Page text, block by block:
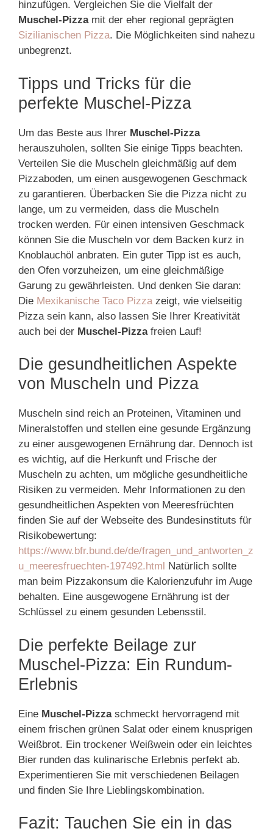
hinzufügen. Vergleichen Sie die Vielfalt der
Muschel-Pizzamit der eher regional geprägten
Sizilianischen Pizza. Die Möglichkeiten sind nahezu
unbegrenzt.
Tipps und Tricks für die
perfekte Muschel-Pizza
Um das Beste aus Ihrer Muschel-Pizza
herauszuholen, sollten Sie einige Tipps beachten.
Verteilen Sie die Muscheln gleichmäßig auf dem
Pizzaboden, um einen ausgewogenen Geschmack
zu garantieren. Überbacken Sie die Pizza nicht zu
lange, um zu vermeiden, dass die Muscheln
trocken werden. Für einen intensiven Geschmack
können Sie die Muscheln vor dem Backen kurz in
Knoblauchöl anbraten. Ein guter Tipp ist es auch,
den Ofen vorzuheizen, um eine gleichmäßige
Garung zu gewährleisten. Und denken Sie daran:
Die Mexikanische Taco Pizza zeigt, wie vielseitig
Pizza sein kann, also lassen Sie Ihrer Kreativität
auch bei der Muschel-Pizzafreien Lauf!
Die gesundheitlichen Aspekte
von Muscheln und Pizza
Muscheln sind reich an Proteinen, Vitaminen und
Mineralstoffen und stellen eine gesunde Ergänzung
zu einer ausgewogenen Ernährung dar. Dennoch ist
es wichtig, auf die Herkunft und Frische der
Muscheln zu achten, um mögliche gesundheitliche
Risiken zu vermeiden. Mehr Informationen zu den
gesundheitlichen Aspekten von Meeresfrüchten
finden Sie auf der Webseite des Bundesinstituts für
Risikobewertung:
https://www.bfr.bund.de/de/fragen_und_antworten_z
u_meeresfruechten-197492.html Natürlich sollte
man beim Pizzakonsum die Kalorienzufuhr im Auge
behalten. Eine ausgewogene Ernährung ist der
Schlüssel zu einem gesunden Lebensstil.
Die perfekte Beilage zur
Muschel-Pizza: Ein Rundum-
Erlebnis
Eine Muschel-Pizzaschmeckt hervorragend mit
einem frischen grünen Salat oder einem knusprigen
Weißbrot. Ein trockener Weißwein oder ein leichtes
Bier runden das kulinarische Erlebnis perfekt ab.
Experimentieren Sie mit verschiedenen Beilagen
und finden Sie Ihre Lieblingskombination.
Fazit: Tauchen Sie ein in das